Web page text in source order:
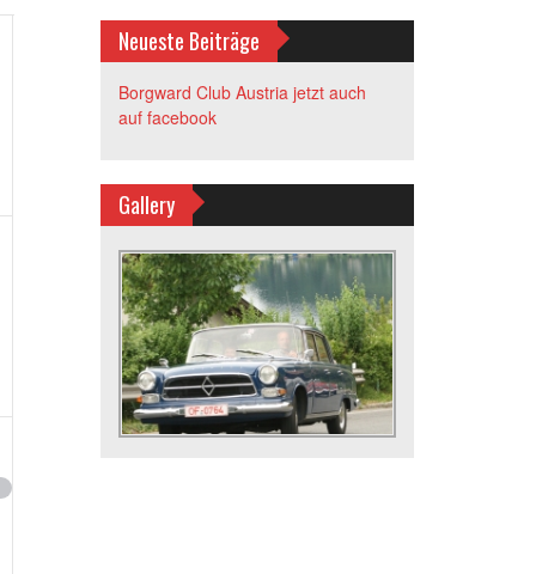
Neueste Beiträge
Borgward Club Austria jetzt auch
auf facebook
Gallery